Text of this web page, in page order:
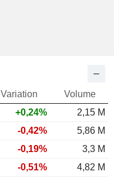
Variation
Volume
+0,24%
2,15 M
-0,42%
5,86 M
-0,19%
3,3 M
-0,51%
4,82 M